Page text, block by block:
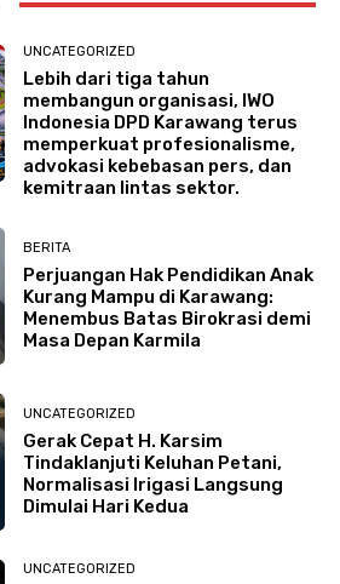
UNCATEGORIZED
Lebih dari tiga tahun
membangun organisasi, IWO
Indonesia DPD Karawang terus
memperkuat profesionalisme,
advokasi kebebasan pers, dan
kemitraan lintas sektor.
BERITA
Perjuangan Hak Pendidikan Anak
Kurang Mampu di Karawang:
Menembus Batas Birokrasi demi
Masa Depan Karmila
UNCATEGORIZED
Gerak Cepat H. Karsim
Tindaklanjuti Keluhan Petani,
Normalisasi Irigasi Langsung
Dimulai Hari Kedua
UNCATEGORIZED